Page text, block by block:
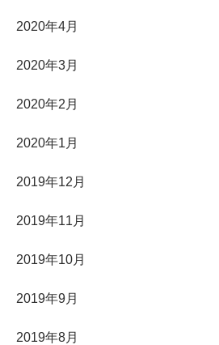
2020年4月
2020年3月
2020年2月
2020年1月
2019年12月
2019年11月
2019年10月
2019年9月
2019年8月